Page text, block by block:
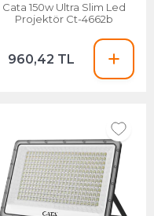
Cata 150w Ultra Slim Led
Projektör Ct-4662b
960,42 TL